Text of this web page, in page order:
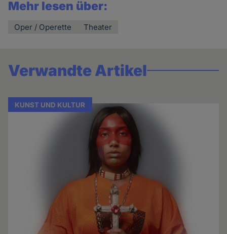
Mehr lesen über:
Oper / Operette Theater
Verwandte Artikel
KUNST UND KULTUR